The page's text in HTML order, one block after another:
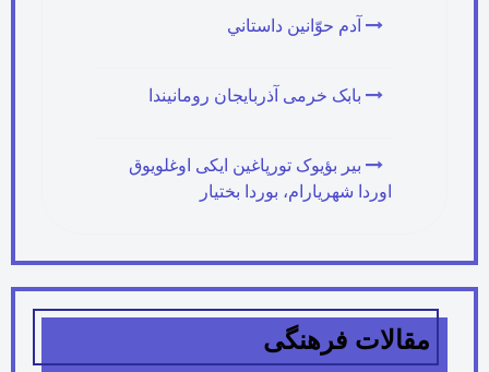
آدم حوّانين داستاني
بابک خرمی آذربایجان رومانیندا
بیر بؤیوک تورپاغین ایکی اوغلویوق
اوردا شهریارام، بوردا بختیار
مقالات فرهنگی